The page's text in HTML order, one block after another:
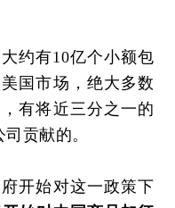
约有10亿个小额包
国市场，绝大多数
有将近三分之一的
贡献的。
开始对这一政策下